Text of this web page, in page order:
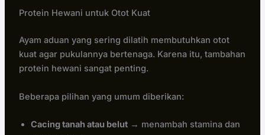
Protein Hewani untuk Otot Kuat
Ayam aduan yang sering dilatih membutuhkan otot
kuat agar pukulannya bertenaga. Karena itu, tambahan
protein hewani sangat penting.
Beberapa pilihan yang umum diberikan:
Cacing tanah atau belut→ menambah stamina dan